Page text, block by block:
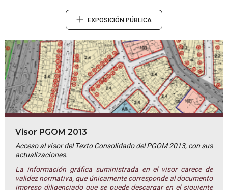
EXPOSICIÓN PÚBLICA
Visor PGOM 2013
Acceso al visor del Texto Consolidado del PGOM 2013, con sus
actualizaciones.
La información gráfica suministrada en el visor carece de
validez normativa, que únicamente corresponde al documento